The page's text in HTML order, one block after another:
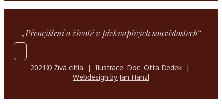
„Přemýšlení o životě v překvapivých souvislostech“
2021© Živá cihla | Ilustrace: Doc. Otta Dedek |
Webdesign by Jan Hanzl